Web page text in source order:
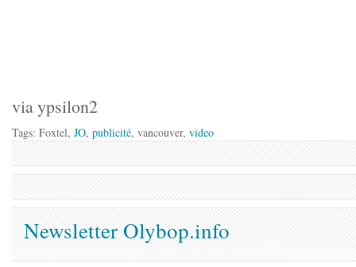
via ypsilon2
Tags: Foxtel, JO, publicité, vancouver, video
Newsletter Olybop.info